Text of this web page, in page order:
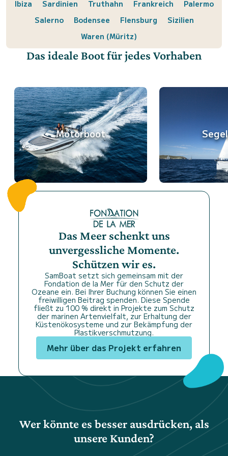
Ibiza Sardinien Truthahn Frankreich
Palermo
Salerno
Bodensee Flensburg
Sizilien
Waren (Müritz)
Das ideale Boot für jedes Vorhaben
Motorboot
Das Meer schenkt uns
unvergessliche Momente.
Schützen wir es.
SamBoat setzt sich gemeinsam mit der
Fondation de la Mer für den Schutz der
Ozeane ein. Bei Ihrer Buchung können Sie einen
freiwilligen Beitrag spenden. Diese Spende
fließt zu 100 % direkt in Projekte zum Schutz
der marinen Artenvielfalt, zur Erhaltung der
Küstenökosysteme und zur Bekämpfung der
Plastikverschmutzung.
Mehr über das Projekt erfahren
Wer könnte es besser ausdrücken, als
unsere Kunden?